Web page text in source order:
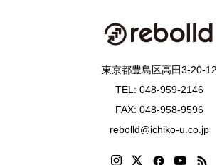
東京都豊島区高田3-20-12
TEL: 048-959-2146
FAX: 048-958-9596
rebolld@ichiko-u.co.jp